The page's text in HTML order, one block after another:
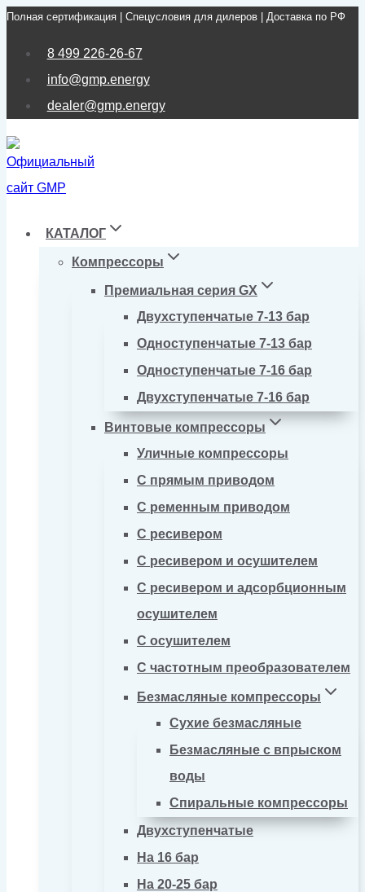
Перейти
Полная сертификация | Спецусловия для дилеров | Доставка по РФ
8 499 226-26-67
info@gmp.energy
dealer@gmp.energy
КАТАЛОГ
Компрессоры
Премиальная серия GX
Двухступенчатые 7-13 бар
Одноступенчатые 7-13 бар
Одноступенчатые 7-16 бар
Двухступенчатые 7-16 бар
Винтовые компрессоры
Уличные компрессоры
С прямым приводом
С ременным приводом
С ресивером
С ресивером и осушителем
С ресивером и адсорбционным
осушителем
С осушителем
С частотным преобразователем
Безмасляные компрессоры
Сухие безмасляные
Безмасляные с впрыском
воды
Спиральные компрессоры
Двухступенчатые
На 16 бар
На 20-25 бар